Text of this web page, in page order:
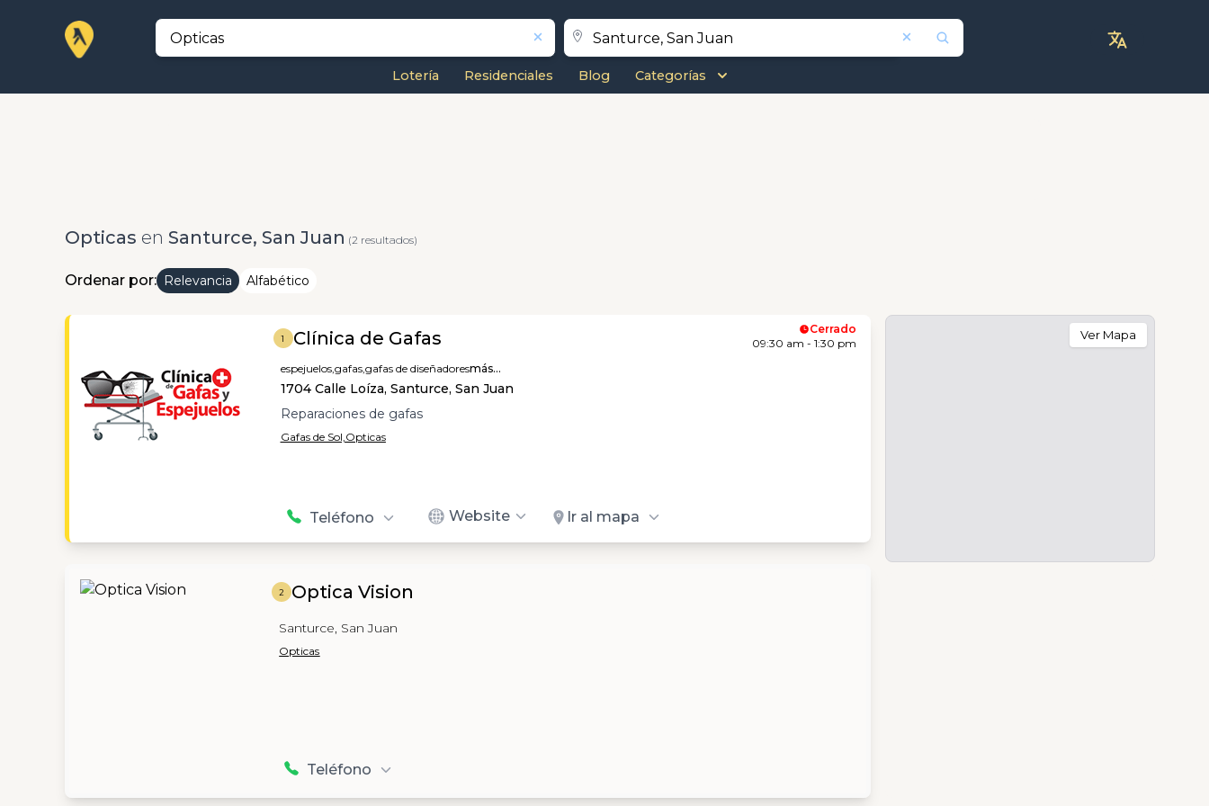
Lotería Residenciales Blog Categorías
Opticas en Santurce, San Juan (2 resultados)
Ordenar por: Relevancia Alfabético
1 Clínica de Gafas
espejuelos,gafas,gafas de diseñadoresmás...
1704 Calle Loíza, Santurce, San Juan
Reparaciones de gafas
Gafas de Sol,Opticas
Teléfono Website Ir al mapa
Cerrado
09:30 am - 1:30 pm
2 Optica Vision
Santurce, San Juan
Opticas
Teléfono
Ver Mapa